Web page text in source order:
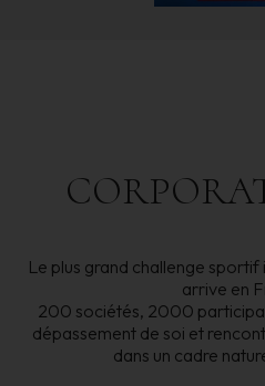
Le plus grand challenge
arrive en
200 sociétés, 2000
dépassement de soi et
dans un cadre